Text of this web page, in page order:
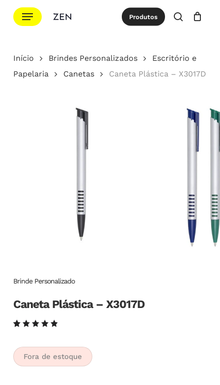
para
principal
Menu Produtos
procurar
Cotação Close
Início Brindes Personalizados
Escritório e
Papelaria
Canetas Caneta Plástica – X3017D
Brinde Personalizado
Caneta Plástica – X3017D
5.00de
5, com
baseado
em
Fora de estoque